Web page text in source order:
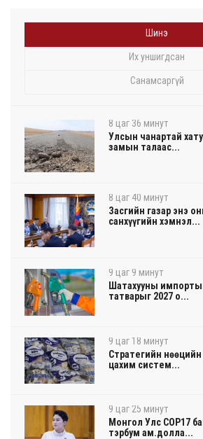
Шинэ
Их уншигдсан
Санамсаргүй
8 цаг 36 минут
Улсын чанартай
замын талаас...
8 цаг 40 минут
Засгийн газар энэ
санхүүгийн хэмнэл...
9 цаг 9 минут
Шатахууны
татварыг 2027 о...
9 цаг 18 минут
Стратегийн
цахим систем...
9 цаг 25 минут
Монгол Улс COP17
тэрбум ам.долла...